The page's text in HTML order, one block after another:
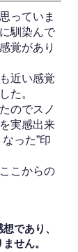
っていま
馴染んで
覚があり
近い感覚
た。
のでスノ
実感出来
った”印
こからの
であり、
せん。